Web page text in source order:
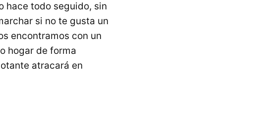
hace todo seguido, sin
si no te gusta un
encontramos con un
hogar de forma
atracará en